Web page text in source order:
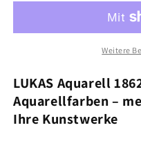
Feuchte
-
Deckweiß
1007
(1/2
1862
Feuchte
-
1007
(1/2
Weitere
LUKAS Aquarell
Aquarellfarben –
Ihre Kunstwerke